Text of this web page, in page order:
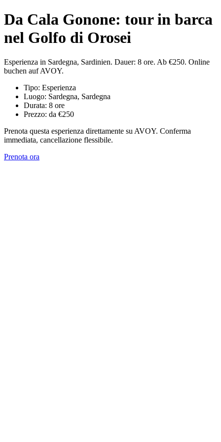
Da Cala Gonone: tour in barca
nel Golfo di Orosei
Esperienza in Sardegna, Sardinien. Dauer: 8 ore. Ab €250. Online
buchen auf AVOY.
Tipo: Esperienza
Luogo: Sardegna, Sardegna
Durata: 8 ore
Prezzo: da €250
Prenota questa esperienza direttamente su AVOY. Conferma
immediata, cancellazione flessibile.
Prenota ora